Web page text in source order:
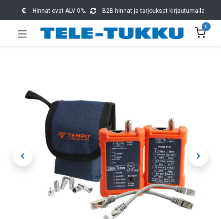
Hinnat ovat ALV 0%. B2B-hinnat ja tarjoukset kirjautumalla
0